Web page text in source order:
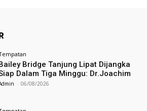
Bridge Tanjung Lipat Dijangka
Dalam Tiga Minggu: Dr.Joachim
- 06/08/2026